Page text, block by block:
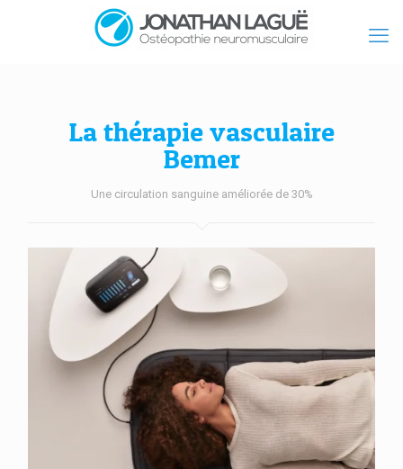
La thérapie vasculaire
Bemer
Une circulation sanguine améliorée de 30%